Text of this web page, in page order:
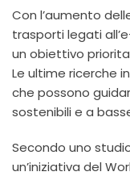
Con l’aumento
trasporti legati
un obiettivo
Le ultime ricerche
che possono
sostenibili e a
Secondo uno
un’iniziativa del